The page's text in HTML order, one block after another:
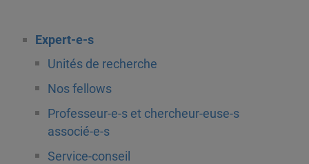
Expert-e-s
Unités de recherche
Nos fellows
Professeur-e-s et chercheur-euse-s
associé-e-s
Service-conseil